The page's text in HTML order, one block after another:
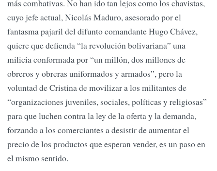
más combativas. No han ido tan lejos como los chavistas,
cuyo jefe actual, Nicolás Maduro, asesorado por el
fantasma pajaril del difunto comandante Hugo Chávez,
quiere que defienda “la revolución bolivariana” una
milicia conformada por “un millón, dos millones de
obreros y obreras uniformados y armados”, pero la
voluntad de Cristina de movilizar a los militantes de
“organizaciones juveniles, sociales, políticas y religiosas”
para que luchen contra la ley de la oferta y la demanda,
forzando a los comerciantes a desistir de aumentar el
precio de los productos que esperan vender, es un paso en
el mismo sentido.